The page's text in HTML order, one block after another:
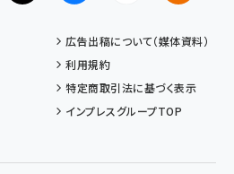
広告出稿について（媒体資料）
利用規約
特定商取引法に基づく表示
インプレスグループTOP